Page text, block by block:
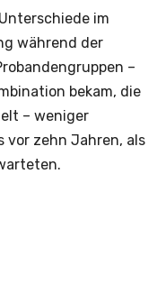
im
während der
–
bekam, die
– weniger
vor zehn Jahren, als